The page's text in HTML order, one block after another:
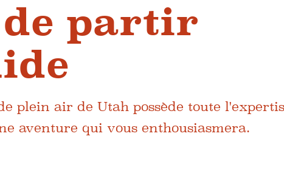
de partir
plein air de Utah possède toute
aventure qui vous enthousiasmera.